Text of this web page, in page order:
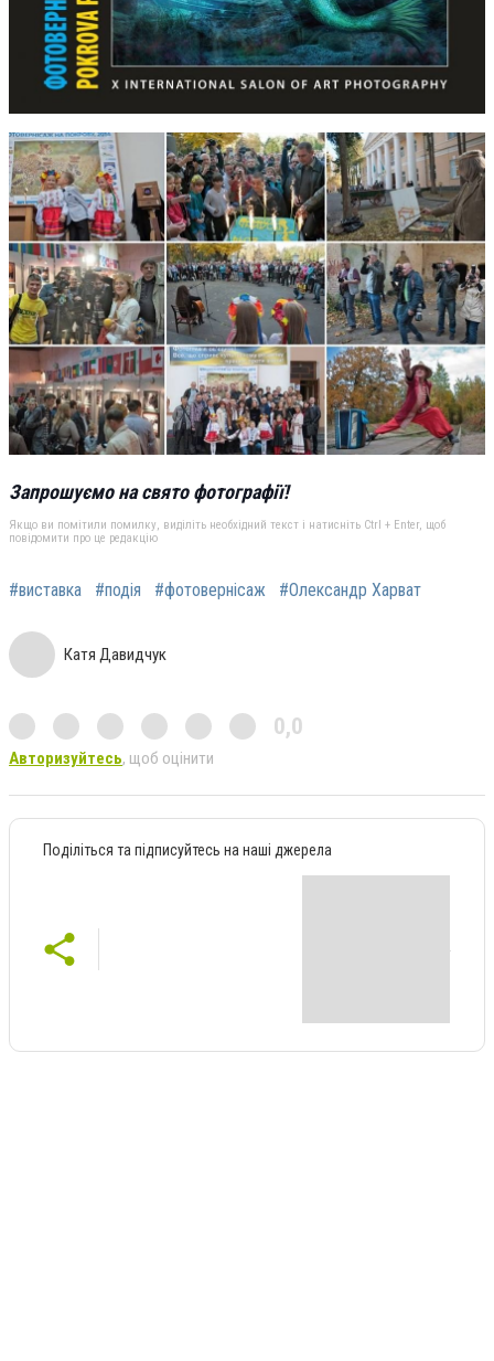
Запрошуємо на свято фотографії!
Якщо ви помітили помилку, виділіть необхідний текст і натисніть Ctrl + Enter, щоб
повідомити про це редакцію
#виставка #подія #фотовернісаж #Олександр Харват
Катя Давидчук
0,0
Авторизуйтесь, щоб оцінити
Поділіться та підписуйтесь на наші джерела